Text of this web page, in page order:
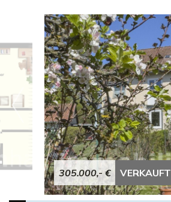
305.000,- € VERKAUFT